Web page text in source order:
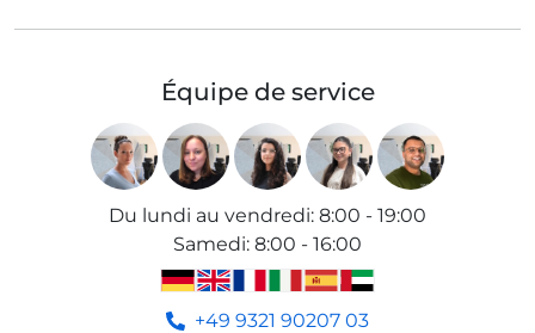
Équipe de service
Du lundi au vendredi: 8:00 - 19:00
Samedi: 8:00 - 16:00
+49 9321 90207 03